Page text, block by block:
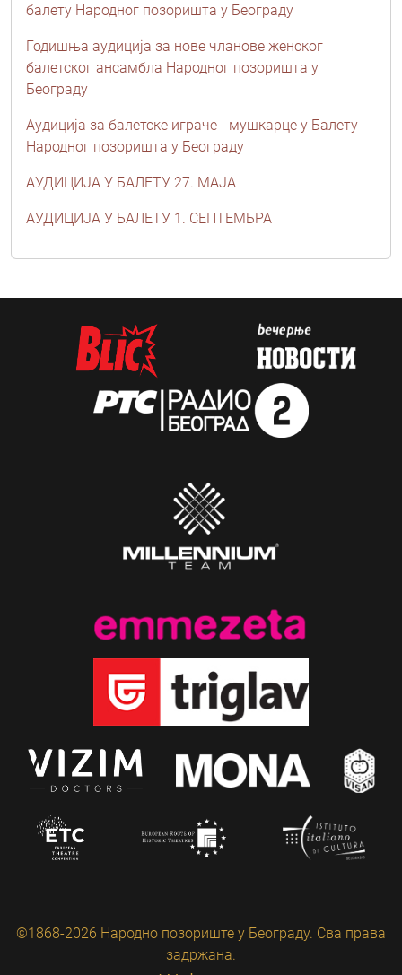
балету Народног позоришта у Београду
Годишња аудиција за нове чланове женског
балетског ансамбла Народног позоришта у
Београду
Аудиција за балетске играче - мушкарце у Балету
Народног позоришта у Београду
АУДИЦИЈА У БАЛЕТУ 27. МАЈА
АУДИЦИЈА У БАЛЕТУ 1. СЕПТЕМБРА
©1868-2026 Народно позориште у Београду. Сва права
задржана.